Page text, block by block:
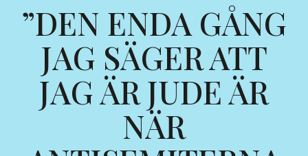
”DEN ENDA GÅNG
JAG SÄGER ATT
JAG ÄR JUDE ÄR
NÄR